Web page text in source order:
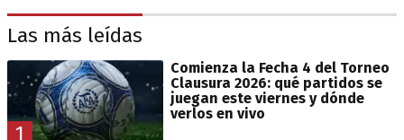
Las más leídas
1
Comienza la Fecha 4 del Torneo
Clausura 2026: qué partidos se
juegan este viernes y dónde
verlos en vivo